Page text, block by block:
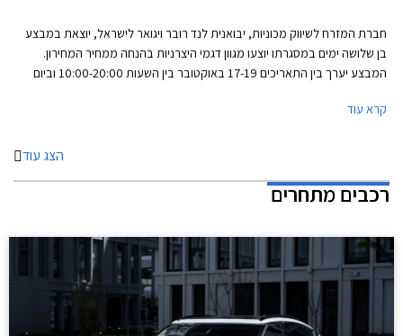
חברת המזרח לשיווק מכוניות, יבואנית לנד רובר ויגואר לישראל, יוצאת במבצע
בן שלושה ימים במסגרתו יוצעו מגוון דגמי היצרניות בהנחה ממחיר המחירון.
המבצע יערך בין התאריכים 17-19 באוקטובר בין השעות 10:00-20:00 וביום
הרצליה.
קרא עוד
הצג עוד
רכבים מתחרים